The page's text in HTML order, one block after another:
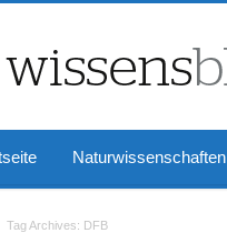
Naturwissenschaften
Tag Archives: DFB